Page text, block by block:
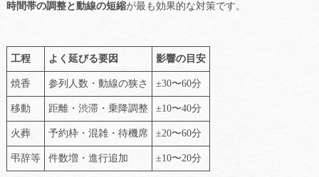
時間帯の調整と動線の短縮が最も効果的な対策です。
工程 よく延びる要因 影響の目安
焼香 参列人数・動線の狭さ ±30〜60分
移動 距離・渋滞・乗降調整 ±10〜40分
火葬 予約枠・混雑・待機席 ±20〜60分
弔辞等 件数増・進行追加 ±10〜20分